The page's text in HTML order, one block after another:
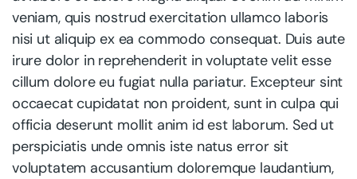
veniam, quis nostrud exercitation ullamco laboris
nisi ut aliquip ex ea commodo consequat. Duis aute
irure dolor in reprehenderit in voluptate velit esse
cillum dolore eu fugiat nulla pariatur. Excepteur sint
occaecat cupidatat non proident, sunt in culpa qui
officia deserunt mollit anim id est laborum. Sed ut
perspiciatis unde omnis iste natus error sit
voluptatem accusantium doloremque laudantium,